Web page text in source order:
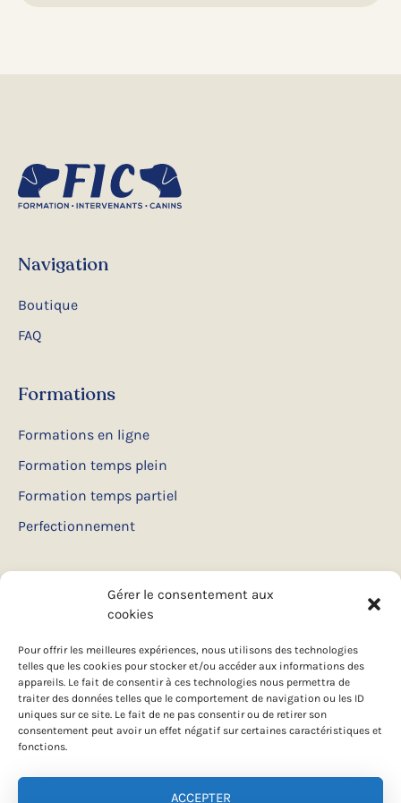
Gérer le consentement aux
cookies
Pour offrir les meilleures expériences, nous utilisons des technologies
telles que les cookies pour stocker et/ou accéder aux informations des
appareils. Le fait de consentir à ces technologies nous permettra de
traiter des données telles que le comportement de navigation ou les ID
uniques sur ce site. Le fait de ne pas consentir ou de retirer son
consentement peut avoir un effet négatif sur certaines caractéristiques et
fonctions.
ACCEPTER
Navigation
Boutique
FAQ
Formations
Formations en ligne
Formation temps plein
Formation temps partiel
Perfectionnement
Thérapie à domicile
Ateliers et conférences
Camps d’été
Follow us